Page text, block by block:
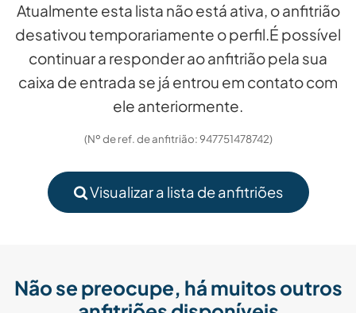
Atualmente esta lista não está ativa, o anfitrião
desativou temporariamente o perfil.É possível
continuar a responder ao anfitrião pela sua
caixa de entrada se já entrou em contato com
ele anteriormente.
(Nº de ref. de anfitrião: 947751478742)
Visualizar a lista de anfitriões
Não se preocupe, há muitos outros